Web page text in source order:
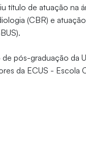
título de atuação na
(CBR) e
pós-graduação da
da ECUS - Escola